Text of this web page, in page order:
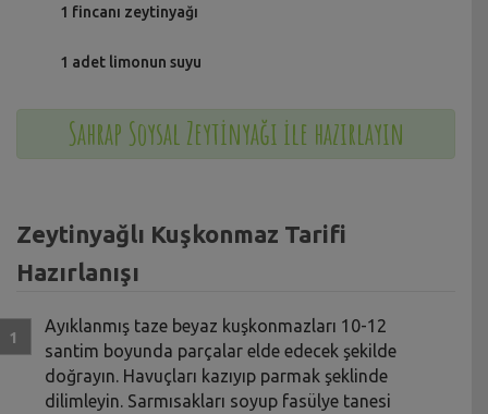
1 fincanı zeytinyağı
1 adet limonun suyu
Sahrap Soysal Zeytinyağı ile hazırlayın
Zeytinyağlı Kuşkonmaz Tarifi
Hazırlanışı
Ayıklanmış taze beyaz kuşkonmazları 10-12
santim boyunda parçalar elde edecek şekilde
doğrayın. Havuçları kazıyıp parmak şeklinde
dilimleyin. Sarmısakları soyup fasülye tanesi